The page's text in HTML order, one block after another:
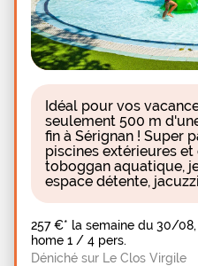
attendent
Idéal pour vos
seulement 500 m
fin à Sérignan ! Super
piscines extérieures
toboggan aquatique,
espace détente,
257 €* la semaine du 30/
home 1 / 4 pers.
Déniché sur Le Clos Virgile